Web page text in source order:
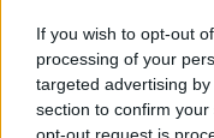
If you wish to opt-out
processing of your
targeted advertising
section to confirm
opt-out request is
πολυσύχναστους
χώρους, μεταξύ
αεροπορικών